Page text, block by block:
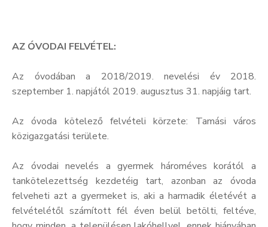
AZ ÓVODAI FELVÉTEL:
Az óvodában a 2018/2019. nevelési év 2018.
szeptember 1. napjától 2019. augusztus 31. napjáig tart.
Az óvoda kötelező felvételi körzete: Tamási város
közigazgatási területe.
Az óvodai nevelés a gyermek hároméves korától a
tankötelezettség kezdetéig tart, azonban az óvoda
felveheti azt a gyermeket is, aki a harmadik életévét a
felvételétől számított fél éven belül betölti, feltéve,